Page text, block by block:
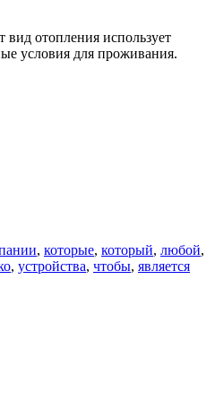
отопления использует
условия для проживания.
, которые, который, любой,
, устройства, чтобы, является